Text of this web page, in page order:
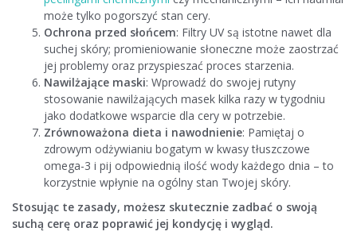
może tylko pogorszyć stan cery.
Ochrona przed słońcem: Filtry UV są istotne nawet dla
suchej skóry; promieniowanie słoneczne może zaostrzać
jej problemy oraz przyspieszać proces starzenia.
Nawilżające maski: Wprowadź do swojej rutyny
stosowanie nawilżających masek kilka razy w tygodniu
jako dodatkowe wsparcie dla cery w potrzebie.
Zrównoważona dieta i nawodnienie: Pamiętaj o
zdrowym odżywianiu bogatym w kwasy tłuszczowe
omega-3 i pij odpowiednią ilość wody każdego dnia – to
korzystnie wpłynie na ogólny stan Twojej skóry.
Stosując te zasady, możesz skutecznie zadbać o swoją
suchą cerę oraz poprawić jej kondycję i wygląd.